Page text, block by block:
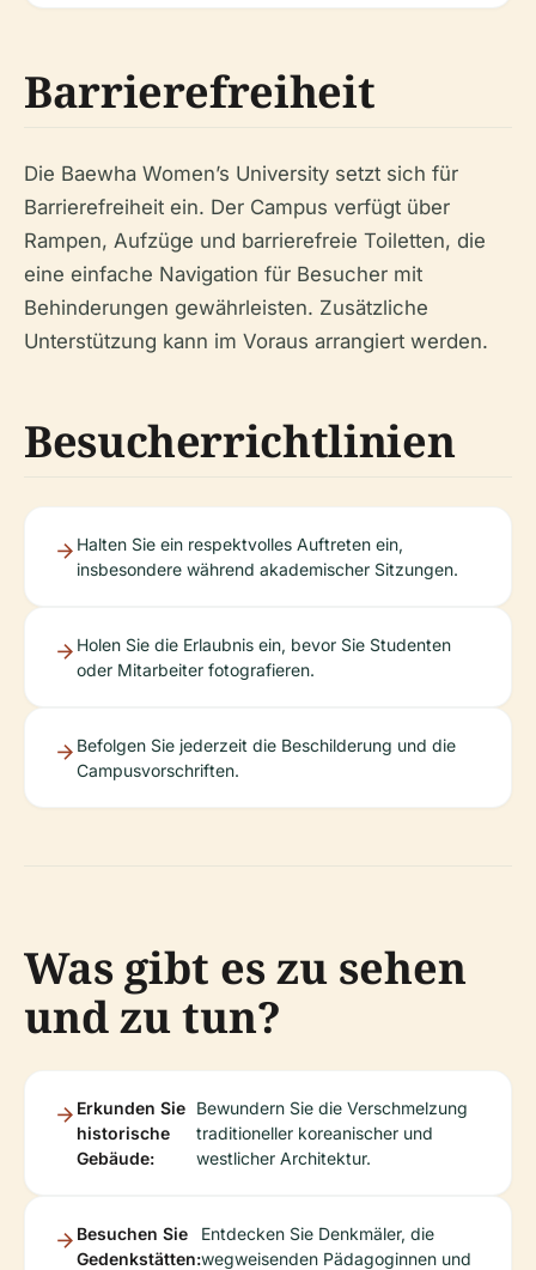
Barrierefreiheit
Die Baewha Women’s University setzt sich für
Barrierefreiheit ein. Der Campus verfügt über
Rampen, Aufzüge und barrierefreie Toiletten, die
eine einfache Navigation für Besucher mit
Behinderungen gewährleisten. Zusätzliche
Unterstützung kann im Voraus arrangiert werden.
Besucherrichtlinien
Halten Sie ein respektvolles Auftreten ein,
insbesondere während akademischer Sitzungen.
Holen Sie die Erlaubnis ein, bevor Sie Studenten
oder Mitarbeiter fotografieren.
Befolgen Sie jederzeit die Beschilderung und die
Campusvorschriften.
Was gibt es zu sehen
und zu tun?
Erkunden Sie
historische
Gebäude:
Bewundern Sie die Verschmelzung
traditioneller koreanischer und
westlicher Architektur.
Besuchen Sie
Gedenkstätten:
Entdecken Sie Denkmäler, die
wegweisenden Pädagoginnen und